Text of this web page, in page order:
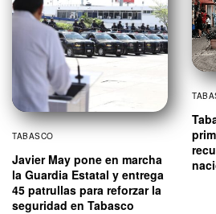
TABASCO
Javier May pone en marcha
la Guardia Estatal y entrega
45 patrullas para reforzar la
seguridad en Tabasco